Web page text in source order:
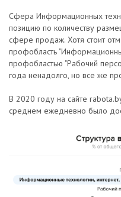
Сфера Информационных
позицию по количеству
сфере продаж. Хотя стоит
профобласть
профобластью "Рабочий
года ненадолго, но все же
В 2020 году на сайте
среднем ежедневно было